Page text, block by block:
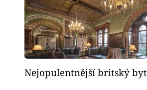
Nejopulentnější britský byt